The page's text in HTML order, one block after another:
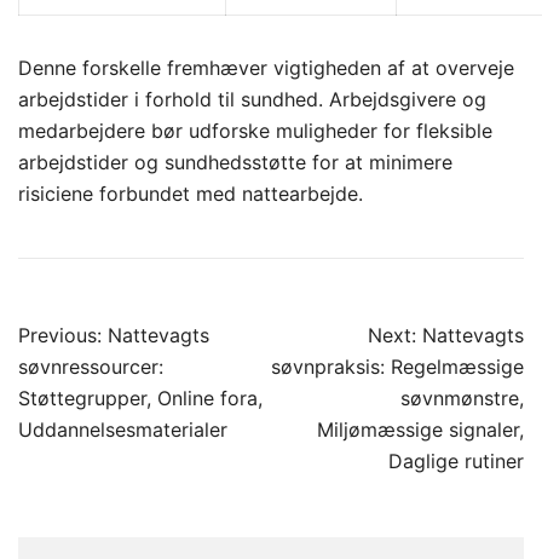
Denne forskelle fremhæver vigtigheden af at overveje
arbejdstider i forhold til sundhed. Arbejdsgivere og
medarbejdere bør udforske muligheder for fleksible
arbejdstider og sundhedsstøtte for at minimere
risiciene forbundet med nattearbejde.
Post
navigation
Previous: Nattevagts
søvnressourcer:
Støttegrupper, Online fora,
Uddannelsesmaterialer
Next: Nattevagts
søvnpraksis: Regelmæssige
søvnmønstre,
Miljømæssige signaler,
Daglige rutiner